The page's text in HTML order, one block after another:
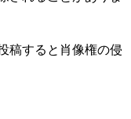
稿すると肖像権の侵